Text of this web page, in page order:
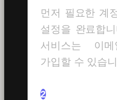
먼저 필요한 계
설정을 완료합
서비스는 이메
가입할 수 있습
2